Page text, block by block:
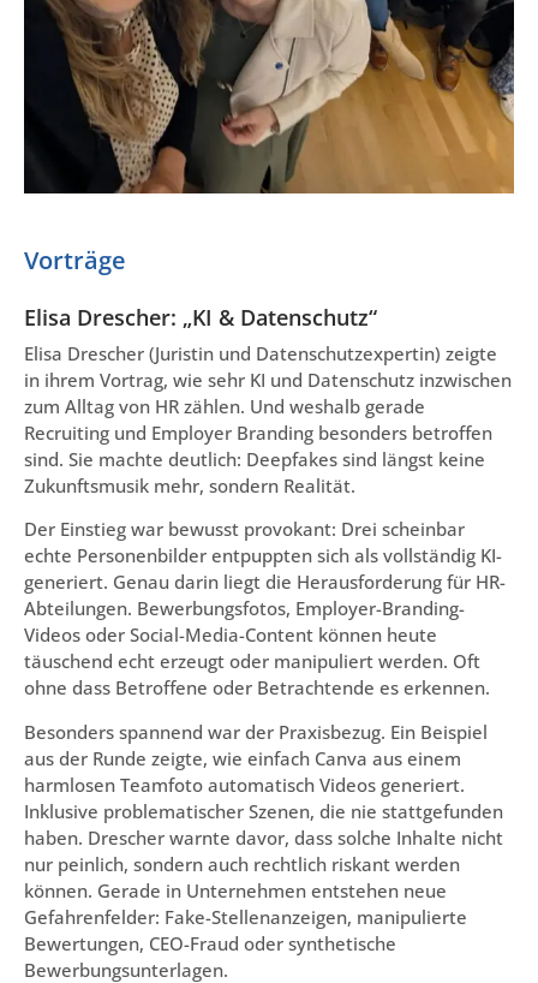
Vorträge
Elisa Drescher: „KI & Datenschutz“
Elisa Drescher (Juristin und Datenschutzexpertin) zeigte
in ihrem Vortrag, wie sehr KI und Datenschutz inzwischen
zum Alltag von HR zählen. Und weshalb gerade
Recruiting und Employer Branding besonders betroffen
sind. Sie machte deutlich: Deepfakes sind längst keine
Zukunftsmusik mehr, sondern Realität.
Der Einstieg war bewusst provokant: Drei scheinbar
echte Personenbilder entpuppten sich als vollständig KI-
generiert. Genau darin liegt die Herausforderung für HR-
Abteilungen. Bewerbungsfotos, Employer-Branding-
Videos oder Social-Media-Content können heute
täuschend echt erzeugt oder manipuliert werden. Oft
ohne dass Betroffene oder Betrachtende es erkennen.
Besonders spannend war der Praxisbezug. Ein Beispiel
aus der Runde zeigte, wie einfach Canva aus einem
harmlosen Teamfoto automatisch Videos generiert.
Inklusive problematischer Szenen, die nie stattgefunden
haben. Drescher warnte davor, dass solche Inhalte nicht
nur peinlich, sondern auch rechtlich riskant werden
können. Gerade in Unternehmen entstehen neue
Gefahrenfelder: Fake-Stellenanzeigen, manipulierte
Bewertungen, CEO-Fraud oder synthetische
Bewerbungsunterlagen.